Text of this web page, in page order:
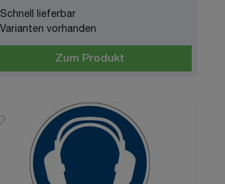
Schnell lieferbar
Varianten vorhanden
Zum Produkt